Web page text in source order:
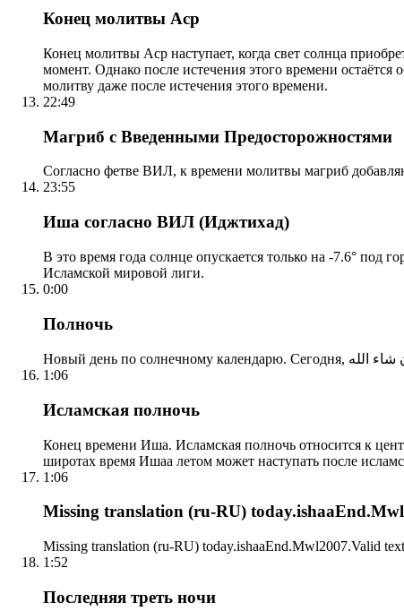
Конец молитвы Аср
Конец молитвы Аср наступает, когда свет солнца
момент. Однако после истечения этого времени
молитву даже после истечения этого времени.
22:49
Магриб с Введенными Предосторожностями
Согласно фетве ВИЛ, к времени молитвы магриб
23:55
Иша согласно ВИЛ (Иджтихад)
В это время года солнце опускается только на -7.6° под
Исламской мировой лиги.
0:00
Полночь
1:06
Исламская полночь
Конец времени Иша. Исламская полночь относится к
широтах время Ишаа летом может наступать после
1:06
Missing translation (ru-RU)
Missing translation (ru-RU) today.ishaaEnd.Mwl2007.Valid text
1:52
Последняя треть ночи